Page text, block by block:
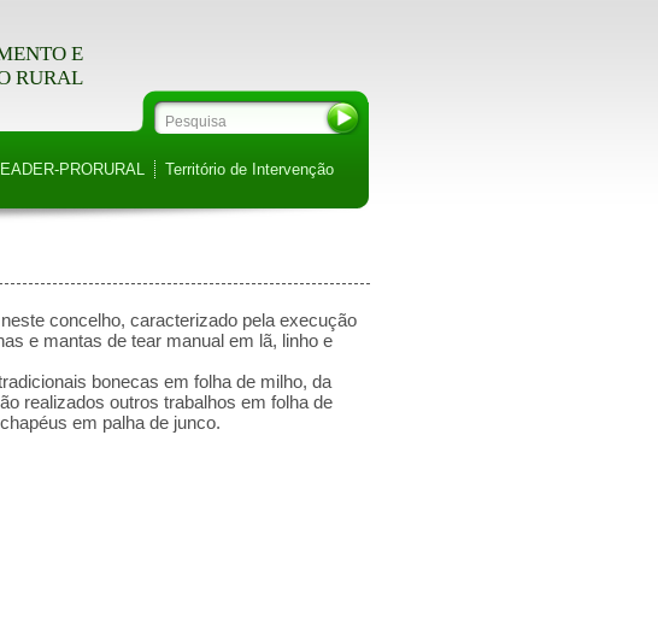
E
RURAL
PRORURAL Território de Intervenção
concelho, caracterizado pela execução
e mantas de tear manual em lã, linho e
bonecas em folha de milho, da
realizados outros trabalhos em folha de
em palha de junco.